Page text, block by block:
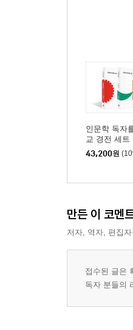
인문학 독자
교 경전 세트
43,200원
만든 이 코멘
저자, 역자, 편집
접수된 글은
독자 분들의